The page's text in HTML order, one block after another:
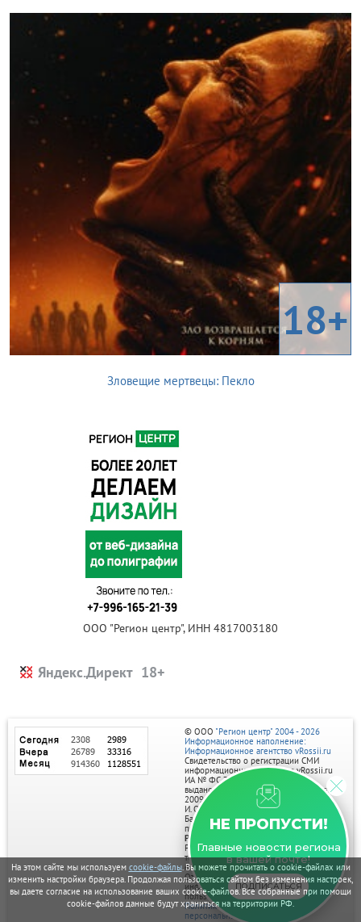
На этом сайте мы используем cookie-файлы. Вы можете прочитать о cookie-файлах или
изменить настройки браузера. Продолжая пользоваться сайтом без изменения настроек,
вы даете согласие на использование ваших cookie-файлов. Все собранные при помощи
cookie-файлов данные будут храниться на территории РФ.
18+
Зловещие мертвецы: Пекло
ООО "Регион центр", ИНН 4817003180
Яндекс.Директ
НЕ ПРОПУСТИ!
Главные новости региона
в вашей почте!
ПОДПИСАТЬСЯ
© ООО "Регион центр" 2004 - 2026
Информационное наполнение:
Информационное агентство vRossii.ru
Свидетельство о регистрации СМИ
информационного агентства vRossii.ru
ИА № ФС 77‑35502
выдано РОСКОМНАДЗОРом 04 марта
2009г.
И. О. Главного редактора Нарыков А. Н.
Баннеры на портале размещаются на
правах рекламы.
Реклама на портале:
Рекламное агентство "Умный маркетинг"
тел. 7-910-267-70-40,
email: umnyy.marketing@yandex.ru
Отдельные публикации могут содержать
информацию, не предназначенную для
пользователей до 18 лет.
Политика в отношении обработки
персональных данных